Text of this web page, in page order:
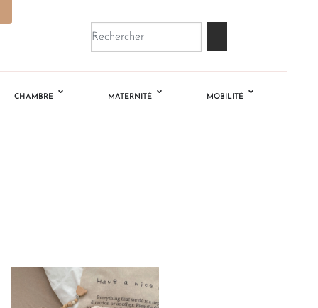
CHAMBRE MATERNITÉ MOBILITÉ